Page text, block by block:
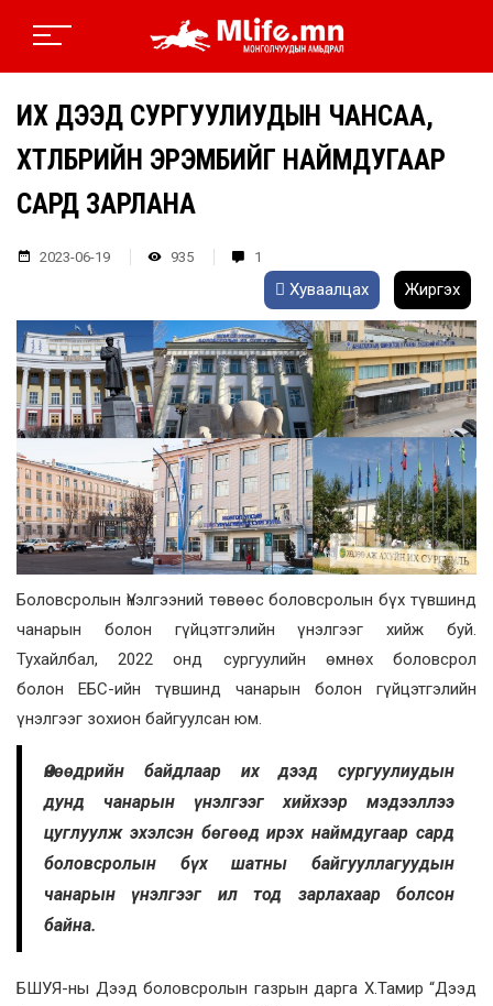
ИХ ДЭЭД СУРГУУЛИУДЫН ЧАНСАА,
ХӨТӨЛБӨРИЙН ЭРЭМБИЙГ НАЙМДУГААР
САРД ЗАРЛАНА
2023-06-19 935 1
Хуваалцах Жиргэх
Боловсролын Үнэлгээний төвөөс боловсролын бүх түвшинд
чанарын болон гүйцэтгэлийн үнэлгээг хийж буй.
Тухайлбал, 2022 онд сургуулийн өмнөх боловсрол
болон ЕБС-ийн түвшинд чанарын болон гүйцэтгэлийн
үнэлгээг зохион байгуулсан юм.
Өнөөдрийн байдлаар их дээд сургуулиудын
дунд чанарын үнэлгээг хийхээр мэдээллээ
цуглуулж эхэлсэн бөгөөд ирэх наймдугаар сард
боловсролын бүх шатны байгууллагуудын
чанарын үнэлгээг ил тод зарлахаар болсон
байна.
БШУЯ-ны Дээд боловсролын газрын дарга Х.Тамир “Дээд